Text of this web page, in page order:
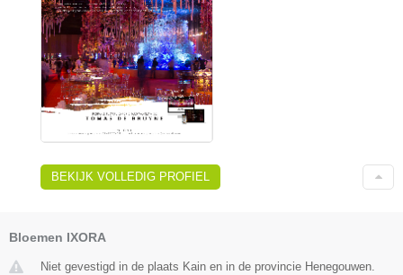
BEKIJK VOLLEDIG PROFIEL
Bloemen IXORA
Niet gevestigd in de plaats Kain en in de provincie Henegouwen.